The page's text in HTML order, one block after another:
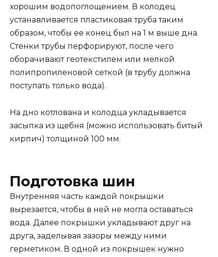
хорошим водопоглощением. В колодец
устанавливается пластиковая труба таким
образом, чтобы ее конец был на 1 м выше дна.
Стенки трубы перфорируют, после чего
оборачивают геотекстилем или мелкой
полипропиленовой сеткой (в трубу должна
поступать только вода).
На дно котлована и колодца укладывается
засыпка из щебня (можно использовать битый
кирпич) толщиной 100 мм.
Подготовка шин
Внутренняя часть каждой покрышки
вырезается, чтобы в ней не могла оставаться
вода. Далее покрышки укладывают друг на
друга, заделывая зазоры между ними
герметиком. В одной из покрышек нужно